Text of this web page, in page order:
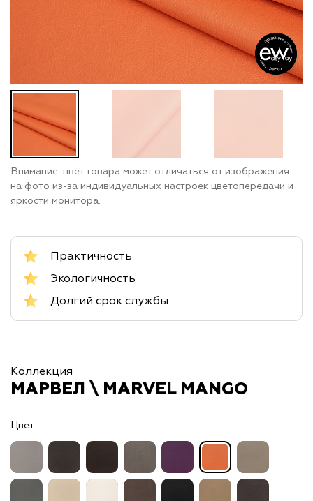
Внимание: цвет товара может отличаться от изображения
на фото из-за индивидуальных настроек цветопередачи и
яркости монитора.
Практичность
Экологичность
Долгий срок службы
Коллекция
МАРВЕЛ \ MARVEL MANGO
Цвет: